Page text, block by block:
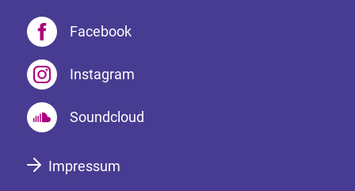
Facebook
Instagram
Soundcloud
Impressum